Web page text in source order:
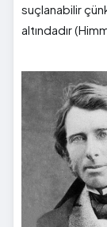
suçlanabilir
altındadır